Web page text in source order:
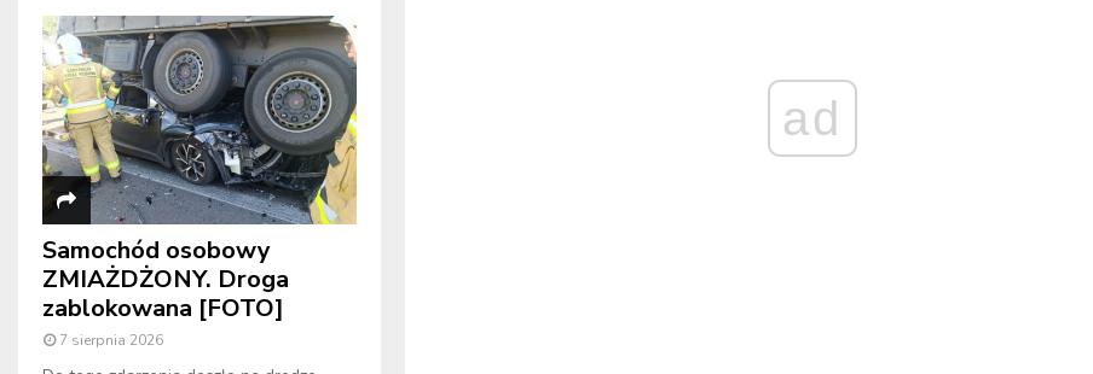
ad
Samochód osobowy
ZMIAŻDŻONY. Droga
zablokowana [FOTO]
7 sierpnia 2026